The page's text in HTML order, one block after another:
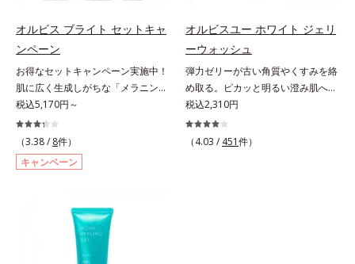
ロニセラカエルレア果汁、ノバラエ
キス配合＝うるおいを与えハリと透
明感に満ちた肌へ導く保湿成分*9
メマツヨイグサ抽出液、スイカズラ
エキス配合＝角層のすみずみまで水
分・油分を保ち、ハリ・ツヤを与え
る保湿成分*10 気持ちのこと各商品
の詳しい情報は商品ページをご覧く
ださい。・BEAUTY夏祭りは、こち
整え、パールエキス(*3)とヒアルロ
な透明感を叶えます。顔色がどんよ
りしている、ファンデのノリがイマ
イチ、肌のざらつきやくすみが気に
なる、化粧水が肌になじまな
い……。こんなお悩みが気になると
きに。週に1～4回、いつもの洗顔料
と置き換えてお使いください。*1
ち、うるおいを保つことで肌を整え
ること*3 加水分解コンキオリン*4
ヒアルロン酸Na
し、シミやソバカスの原因となるメ
ラニンの生成を食い止めます。また
オルビス独自成分の「ブライトVC
コンプレックス(*8)」が、透明感を
阻害する原因(*9)にアプローチしま
す。さらに肌表面のなめらかさやみ
ずみずしさをサポートするために、
肌荒れ防止有効成分と速効性と持続
オルビス ブライト セットキャ
ンペーン
お得なセットキャンペーン実施中！
肌に広く生成しがちな「メラニンに
じみ(*1)」の原因をブロック(*2)！
澄み渡る輝き透明肌(*3)へ。業界初
(*4)知見「メラニンの第三のルー
ト」である「横のひろがり」に着目
して、全方位から透明肌を目指すブ
す。受けてしまった紫外線ダメージ
をきっかけに、肌深く(*6)では「メ
ラニンにじみ(*1)」が発現。シミや
ソバカスという「点」だけでなく、
税込5,170円～
（3.38 / 8件）
キャンペーン
オルビスユー ホワイト ジェリ
ーウォッシュ
弾力ゼリーが古い角質やくすみを絡
め取る。ピカッと明るい澄み肌へ。
若々しく透明感のある美肌を構成す
る要素と、年齢肌(*1)のメラニン生
成にアプローチして、明るくなめら
税込2,310円
（4.03 / 451件）